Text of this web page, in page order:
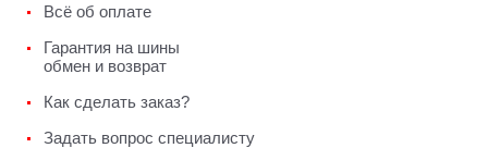
Всё об оплате
Гарантия на шины
обмен и возврат
Как сделать заказ?
Задать вопрос специалисту